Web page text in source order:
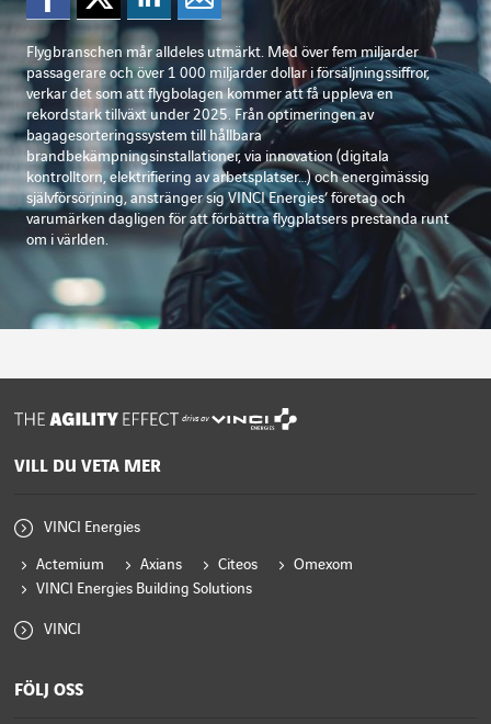
Flygbranschen mår alldeles utmärkt. Med över fem miljarder
passagerare och över 1 000 miljarder dollar i försäljningssiffror,
verkar det som att flygbolagen kommer att få uppleva en
rekordstark tillväxt under 2025. Från optimeringen av
bagagesorteringssystem till hållbara
brandbekämpningsinstallationer, via innovation (digitala
kontrolltorn, elektrifiering av arbetsplatser…) och energimässig
självförsörjning, anstränger sig VINCI Energies’ företag och
varumärken dagligen för att förbättra flygplatsers prestanda runt
om i världen.
drivs av
VILL DU VETA MER
VINCI Energies
Actemium Axians Citeos
Omexom
VINCI Energies Building Solutions
VINCI
FÖLJ OSS